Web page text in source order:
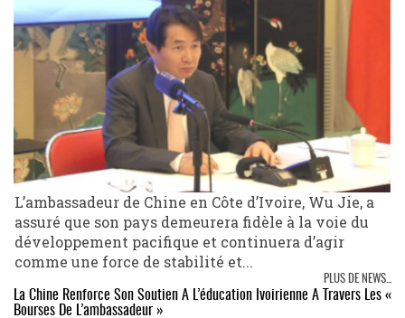
L’ambassadeur de Chine en Côte d’Ivoire, Wu Jie, a
assuré que son pays demeurera fidèle à la voie du
développement pacifique et continuera d’agir
comme une force de stabilité et...
PLUS DE NEWS...
La Chine Renforce Son Soutien À L’éducation Ivoirienne À Travers Les «
Bourses De L’ambassadeur »